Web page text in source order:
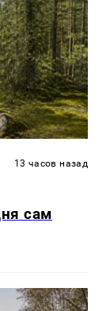
13 часов назад
сам